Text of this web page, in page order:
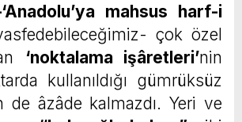
mahsus harf-i
çok özel
‘noktalama işâretleri’nin
kullanıldığı gümrüksüz
de âzâde kalmazdı. Yeri ve